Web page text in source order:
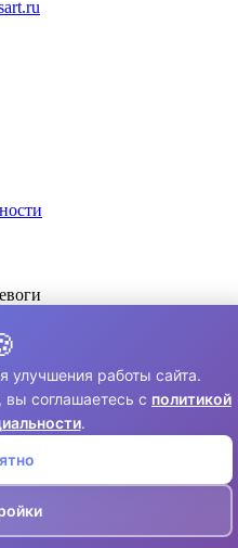
права защищены.
Коммерческое
улучшения работы сайта.
вы соглашаетесь с политикой
.